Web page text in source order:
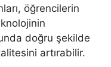
öğrencilerin
doğru şekilde
artırabilir.